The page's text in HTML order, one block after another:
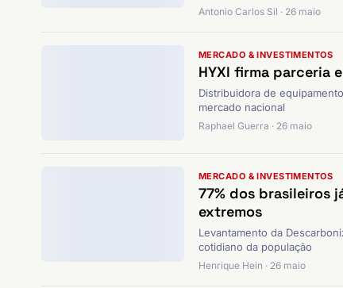
Antonio Carlos Sil · 26 maio
MERCADO & INVESTIMENTOS
HYXI firma parceria
Distribuidora de
mercado nacional
Raphael Guerra · 26 maio
MERCADO & INVESTIMENTOS
77% dos brasileiros
extremos
Levantamento da
cotidiano da população
Henrique Hein · 26 maio